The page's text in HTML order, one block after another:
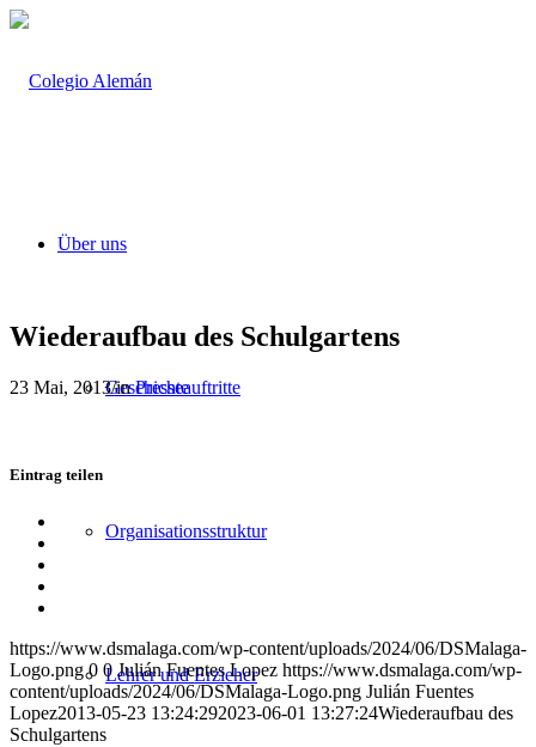
Über uns
Geschichte
Organisationsstruktur
Lehrer und Erzieher
Wiederaufbau des Schulgartens
23 Mai, 2013/inPresseauftritte
Eintrag teilen
Teilen
Mail
teilen
https://www.dsmalaga.com/wp-content/uploads/2024/06/DSMalaga-
Logo.png 0 0 Julián Fuentes Lopez https://www.dsmalaga.com/wp-
content/uploads/2024/06/DSMalaga-Logo.png Julián Fuentes
Lopez2013-05-23 13:24:292023-06-01 13:27:24Wiederaufbau des
Schulgartens